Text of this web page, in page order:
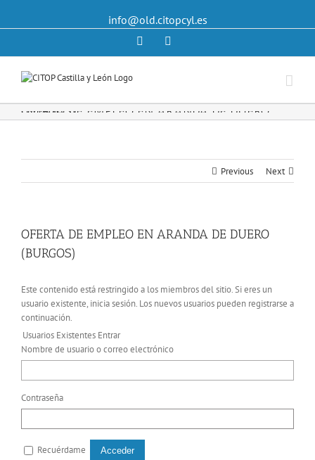
info@old.citopcyl.es
Linkedin
OFERTA DE EMPLEO EN ARANDA DE DUERO (BURGOS)
Previous Next
OFERTA DE EMPLEO EN ARANDA DE DUERO
(BURGOS)
Este contenido está restringido a los miembros del sitio. Si eres un
usuario existente, inicia sesión. Los nuevos usuarios pueden registrarse a
continuación.
Usuarios Existentes Entrar
Nombre de usuario o correo electrónico
Contraseña
Recuérdame